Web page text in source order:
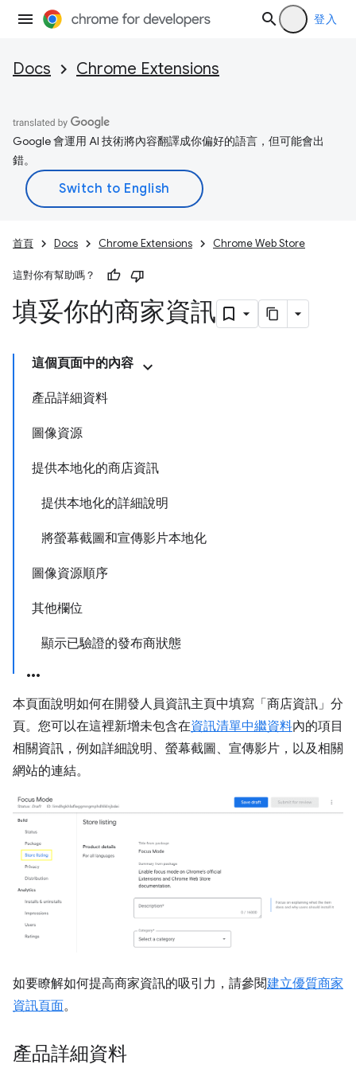
登入
Docs Chrome Extensions
Google 會運用 AI 技術將內容翻譯成你偏好的語言，但可能會出
錯。
首頁 Docs Chrome Extensions Chrome Web Store
這對你有幫助嗎？
填妥你的商家資訊
這個頁面中的內容
產品詳細資料
圖像資源
提供本地化的商店資訊
提供本地化的詳細說明
將螢幕截圖和宣傳影片本地化
圖像資源順序
其他欄位
顯示已驗證的發布商狀態
本頁面說明如何在開發人員資訊主頁中填寫「商店資訊」 分
頁。您可以在這裡新增未包含在資訊清單中繼資料內的項目
相關資訊，例如詳細說明、螢幕截圖、宣傳影片，以及相關
網站的連結。
如要瞭解如何提高商家資訊的吸引力，請參閱建立優質商家
資訊頁面。
產品詳細資料